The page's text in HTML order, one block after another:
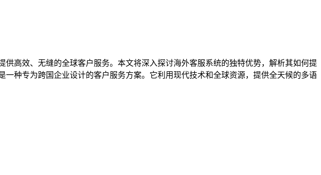
高效、无缝的全球客户服务。本文将深入探讨海外客服系统的独特优势，解析其如何提
种专为跨国企业设计的客户服务方案。它利用现代技术和全球资源，提供全天候的多语